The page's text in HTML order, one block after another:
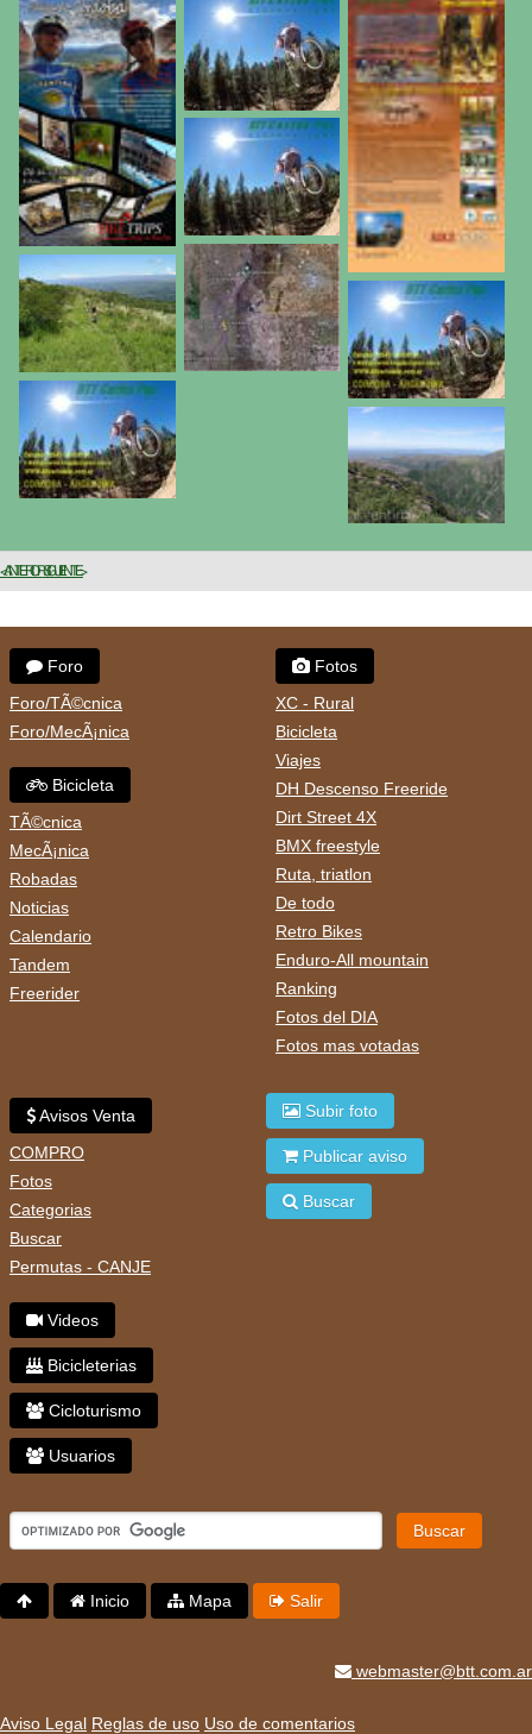
< ANTERIORSIGUIENTE >
Foro
Foro/TÃ©cnica
Foro/MecÃ¡nica
Bicicleta
TÃ©cnica
MecÃ¡nica
Robadas
Noticias
Calendario
Tandem
Freerider
Fotos
XC - Rural
Bicicleta
Viajes
DH Descenso Freeride
Dirt Street 4X
BMX freestyle
Ruta, triatlon
De todo
Retro Bikes
Enduro-All mountain
Ranking
Fotos del DIA
Fotos mas votadas
Avisos Venta
COMPRO
Fotos
Categorias
Buscar
Permutas - CANJE
Videos
Bicicleterias
Cicloturismo
Usuarios
Subir foto
Publicar aviso
Buscar
Buscar
Inicio Mapa Salir
webmaster@btt.com.ar
Aviso Legal Reglas de uso Uso de comentarios